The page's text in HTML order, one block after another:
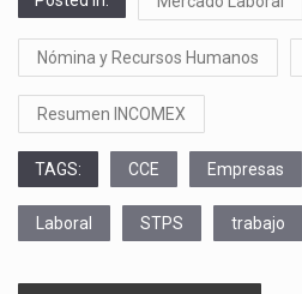
Nómina y Recursos Humanos
Resumen INCOMEX
TAGS: CCE Empresas
Laboral STPS trabajo